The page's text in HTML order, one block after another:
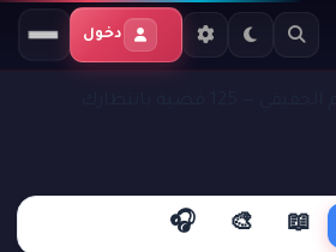
دخول
قضايا جنائية
📖
🎨
🎧